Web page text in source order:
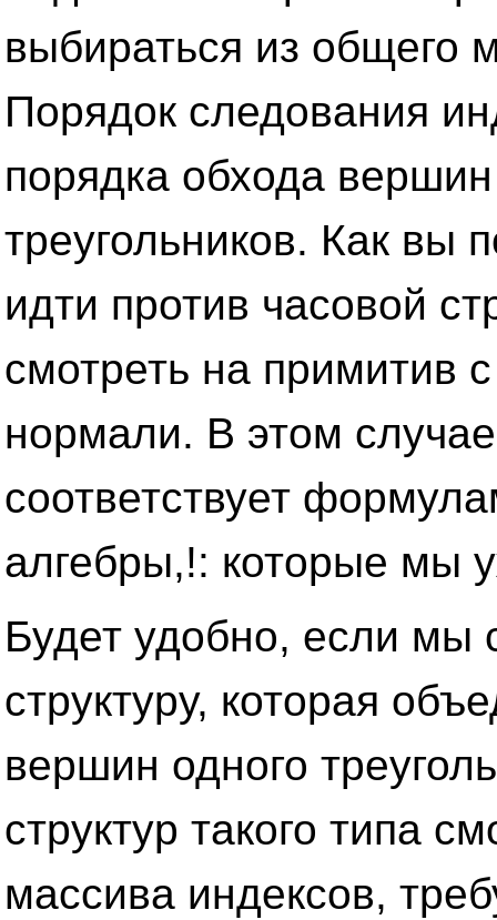
выбираться из общего
Порядок следования
порядка обхода
треугольников. Как вы
идти против часовой
смотреть на примитив
нормали. В этом
соответствует
алгебры,!: которые мы
Будет удобно, если мы
структуру, которая
вершин одного
структур такого типа
массива индексов,